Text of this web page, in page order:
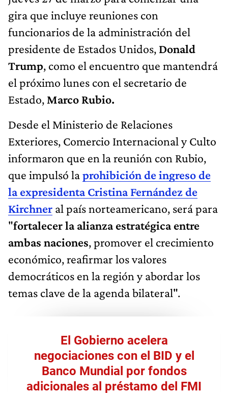
gira que incluye reuniones con
funcionarios de la administración del
presidente de Estados Unidos, Donald
Trump, como el encuentro que mantendrá
el próximo lunes con el secretario de
Estado, Marco Rubio.
Desde el Ministerio de Relaciones
Exteriores, Comercio Internacional y Culto
informaron que en la reunión con Rubio,
que impulsó laprohibición de ingreso de
la expresidenta Cristina Fernández de
Kirchner al país norteamericano, será para
"fortalecer la alianza estratégica entre
ambas naciones, promover el crecimiento
económico, reafirmar los valores
democráticos en la región y abordar los
temas clave de la agenda bilateral".
El Gobierno acelera
negociaciones con el BID y el
Banco Mundial por fondos
adicionales al préstamo del FMI